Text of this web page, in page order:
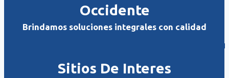
Occidente
Brindamos soluciones integrales con calidad
Sitios De Interes